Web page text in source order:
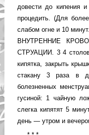
довести до кипения
процедить. (Для
слабом огне и 10
ВНУТРЕННИЕ
СТРУАЦИИ. 3 4
кипятка, закрыть
стакану 3 раза в
болезненных
гусиной: 1 чайную
слегка кипятят 5
день — утром и